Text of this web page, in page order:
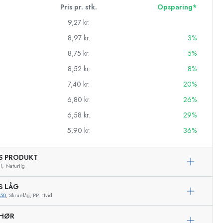
Pris pr. stk.
Opsparing*
9,27 kr.
8,97 kr.
3%
8,75 kr.
5%
8,52 kr.
8%
7,40 kr.
20%
6,80 kr.
26%
6,58 kr.
29%
5,90 kr. 36%
PRODUKT
Naturlig
LÅG
, Skruelåg, PP, Hvid